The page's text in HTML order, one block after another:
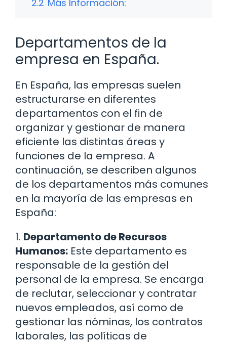
2.2 Más Información:
Departamentos de la
empresa en España.
En España, las empresas suelen
estructurarse en diferentes
departamentos con el fin de
organizar y gestionar de manera
eficiente las distintas áreas y
funciones de la empresa. A
continuación, se describen algunos
de los departamentos más comunes
en la mayoría de las empresas en
España:
1. Departamento de Recursos
Humanos: Este departamento es
responsable de la gestión del
personal de la empresa. Se encarga
de reclutar, seleccionar y contratar
nuevos empleados, así como de
gestionar las nóminas, los contratos
laborales, las políticas de